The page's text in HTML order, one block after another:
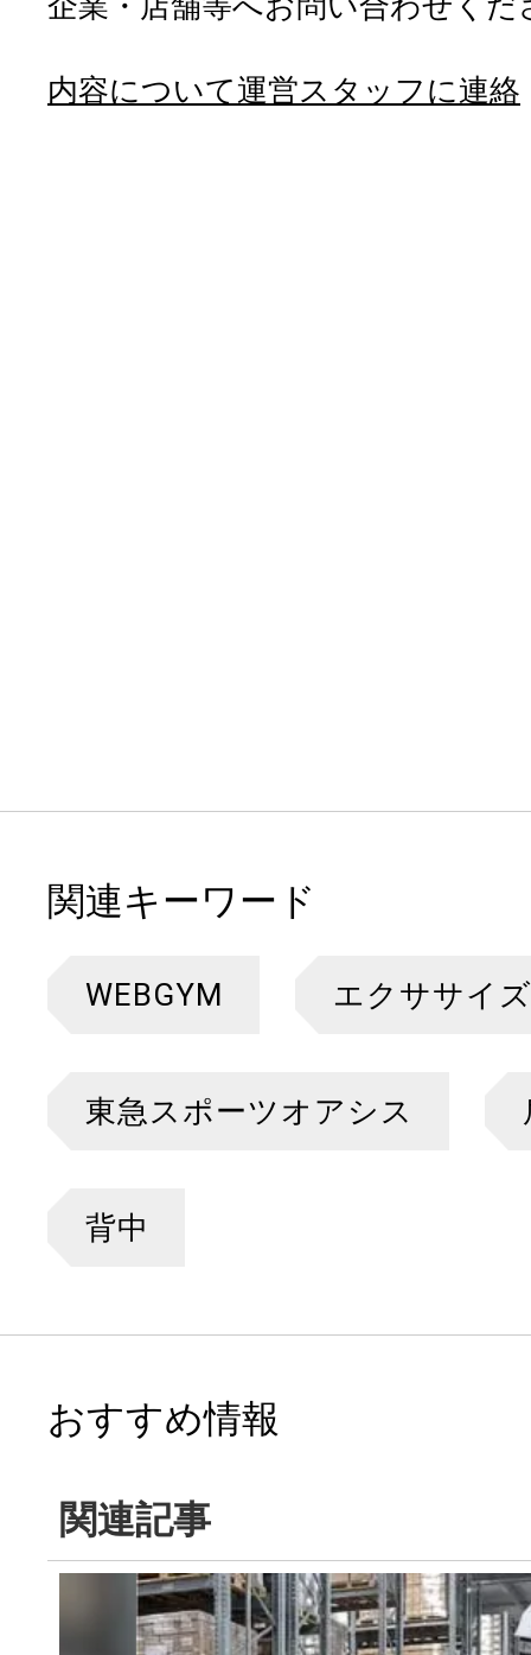
内容について運営スタッフに連絡
関連キーワード
WEBGYM エクササイズ
東急スポーツオアシス
背中
おすすめ情報
関連記事